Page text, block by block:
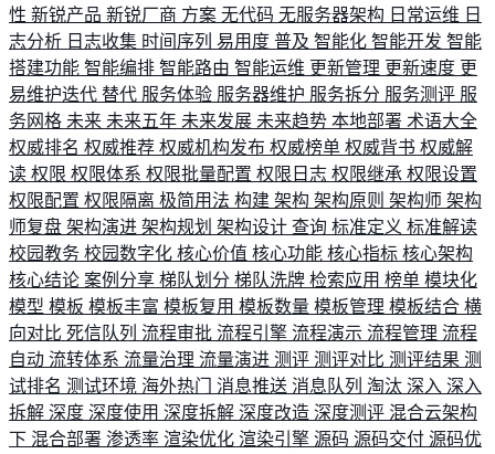
性 新锐产品 新锐厂商 方案 无代码 无服务器架构 日常运维 日
志分析 日志收集 时间序列 易用度 普及 智能化 智能开发 智能
搭建功能 智能编排 智能路由 智能运维 更新管理 更新速度 更
易维护迭代 替代 服务体验 服务器维护 服务拆分 服务测评 服
务网格 未来 未来五年 未来发展 未来趋势 本地部署 术语大全
权威排名 权威推荐 权威机构发布 权威榜单 权威背书 权威解
读 权限 权限体系 权限批量配置 权限日志 权限继承 权限设置
权限配置 权限隔离 极简用法 构建 架构 架构原则 架构师 架构
师复盘 架构演进 架构规划 架构设计 查询 标准定义 标准解读
校园教务 校园数字化 核心价值 核心功能 核心指标 核心架构
核心结论 案例分享 梯队划分 梯队洗牌 检索应用 榜单 模块化
模型 模板 模板丰富 模板复用 模板数量 模板管理 模板结合 横
向对比 死信队列 流程审批 流程引擎 流程演示 流程管理 流程
自动 流转体系 流量治理 流量演进 测评 测评对比 测评结果 测
试排名 测试环境 海外热门 消息推送 消息队列 淘汰 深入 深入
拆解 深度 深度使用 深度拆解 深度改造 深度测评 混合云架构
下 混合部署 渗透率 渲染优化 渲染引擎 源码 源码交付 源码优